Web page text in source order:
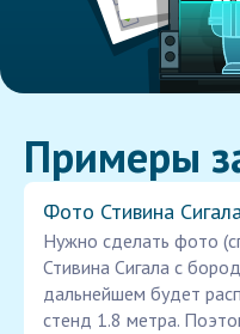
Примеры
Фото Стивина
Нужно сделать фото
Стивина Сигала с
дальнейшем будет
стенд 1.8 метра.